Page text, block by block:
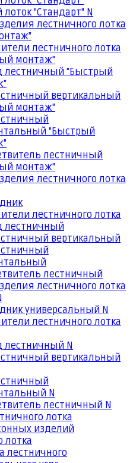
"Стандарт" N
лестничного лотка
лестничного лотка
монтаж"
лестничный "Быстрый
вертикальный
монтаж"
"Быстрый
лестничный
монтаж"
лестничного лотка
лестничного лотка
лестничный
вертикальный
лестничный
лестничного лотка
универсальный N
лестничного лотка
лестничный N
вертикальный
N
лестничный N
лотка
изделий
лотка
лестничного